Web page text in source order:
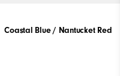
Coastal Blue / Nantucket Red